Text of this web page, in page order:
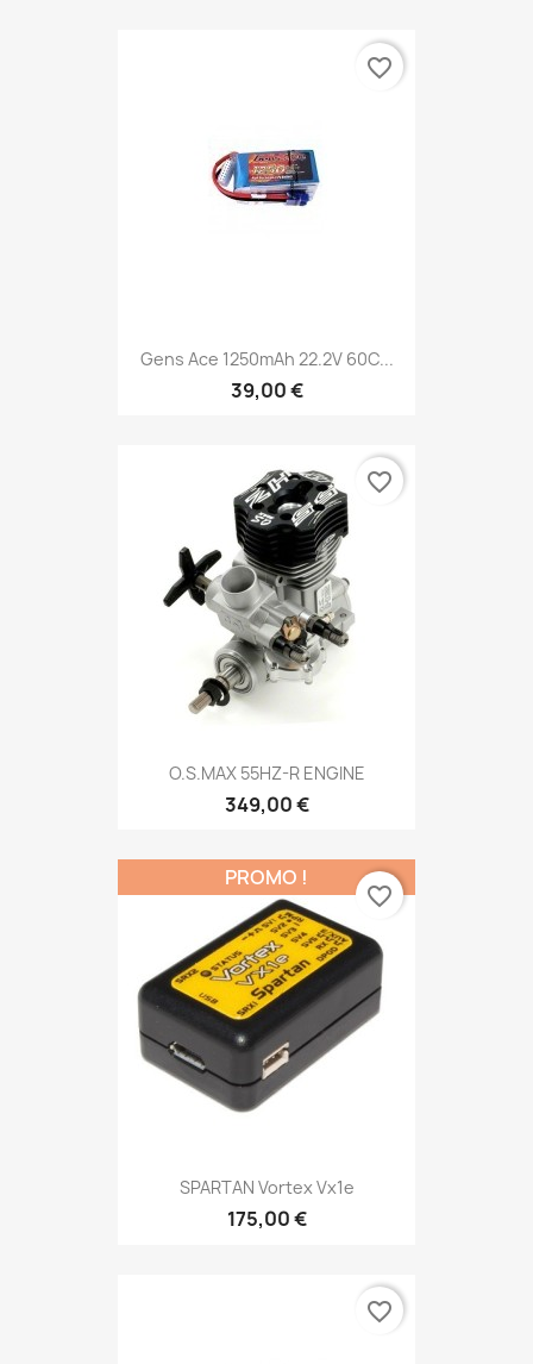
Gens Ace 1250mAh 22.2V 60C...
39,00 €
favorite_border
O.S.MAX 55HZ-R ENGINE
349,00 €
favorite_border
SPARTAN Vortex Vx1e
175,00 €
PROMO !
favorite_border
favorite_border